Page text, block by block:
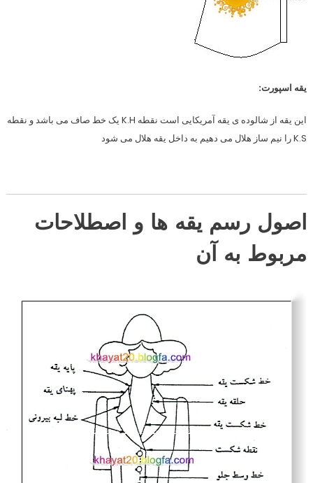
یقه اسپورت:
این یقه از شالوده ی یقه آمریکایی است نقطه K.H یک خط صاف می باشد و نقطه
K.S را نیم ساز هلال می دهیم به داخل یقه هلال می شود
اصول رسم یقه ها و اصطلاحات
مربوط به آن